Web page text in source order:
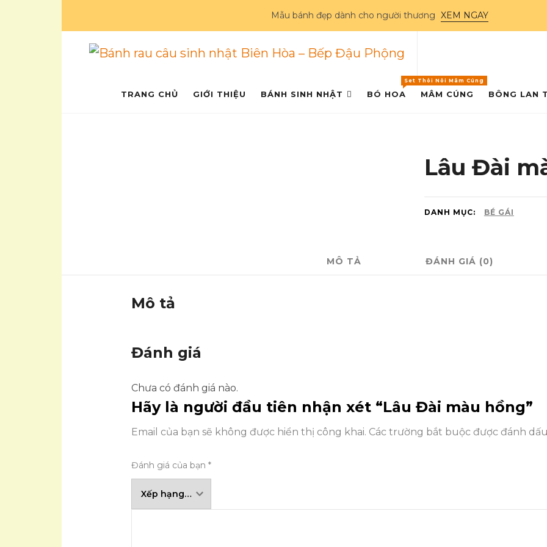
Mẫu bánh đẹp dành cho người thương XEM NGAY
Bánh rau câu sinh nhật Biên Hòa – Bếp
Ẩm thực
TRANG CHỦ GIỚI THIỆU BÁNH SINH NHẬT BÓ HOA MÂM CÚNG
Set Thôi Nôi Mâm Cúng
BÔNG LAN
Lâu Đài
DANH MỤC: BÉ GÁI
MÔ TẢ ĐÁNH GIÁ (0)
Mô tả
Đánh giá
Chưa có đánh giá nào.
Hãy là người đầu tiên nhận xét “Lâu Đài màu hồng”
Email của bạn sẽ không được hiển thị công khai. Các trường bắt buộc được đánh
Đánh giá của bạn*